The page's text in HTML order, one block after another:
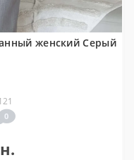
женский Серый
0